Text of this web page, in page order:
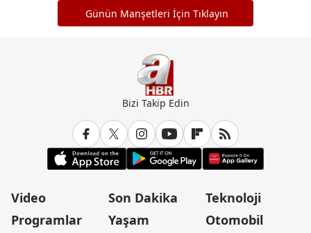
Günün Manşetleri İçin Tıklayın
Bizi Takip Edin
Video
Programlar
Son Dakika
Yaşam
Teknoloji
Otomobil